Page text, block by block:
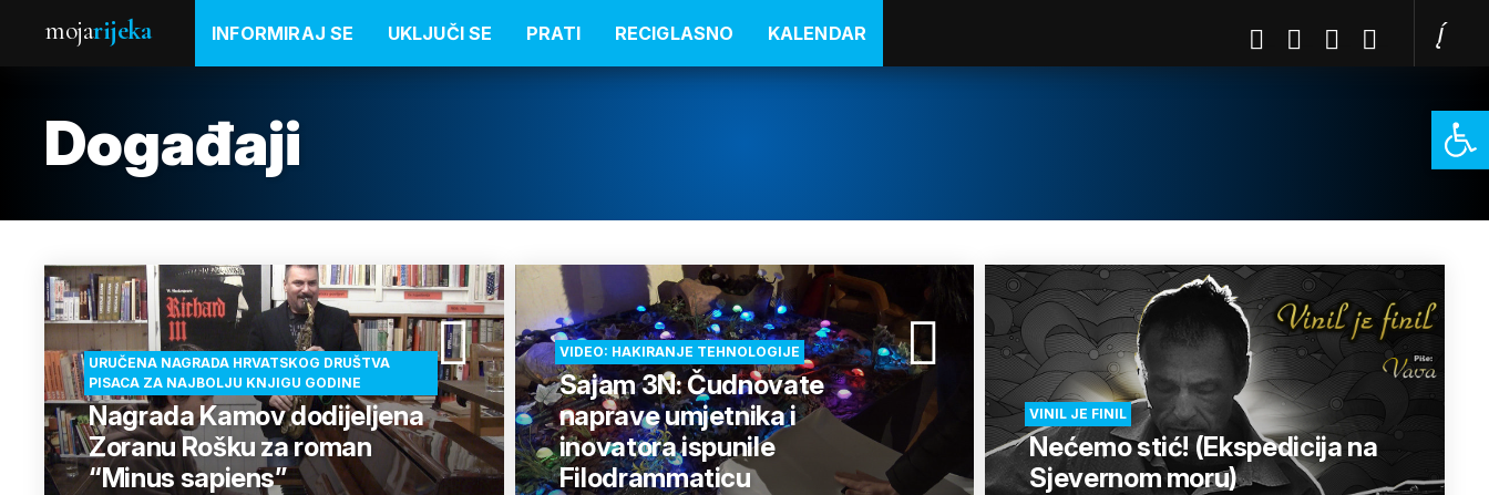
mojarijeka INFORMIRAJ SE UKLJUČI SE PRATI RECIGLASNO KALENDAR
Događaji
URUČENA NAGRADA HRVATSKOG DRUŠTVA
PISACA ZA NAJBOLJU KNJIGU GODINE
Nagrada Kamov dodijeljena
Zoranu Rošku za roman
“Minus sapiens”
VIDEO: HAKIRANJE TEHNOLOGIJE
Sajam 3N: Čudnovate
naprave umjetnika i
inovatora ispunile
Filodrammaticu
VINIL JE FINIL
Nećemo stić! (Ekspedicija na
Sjevernom moru)